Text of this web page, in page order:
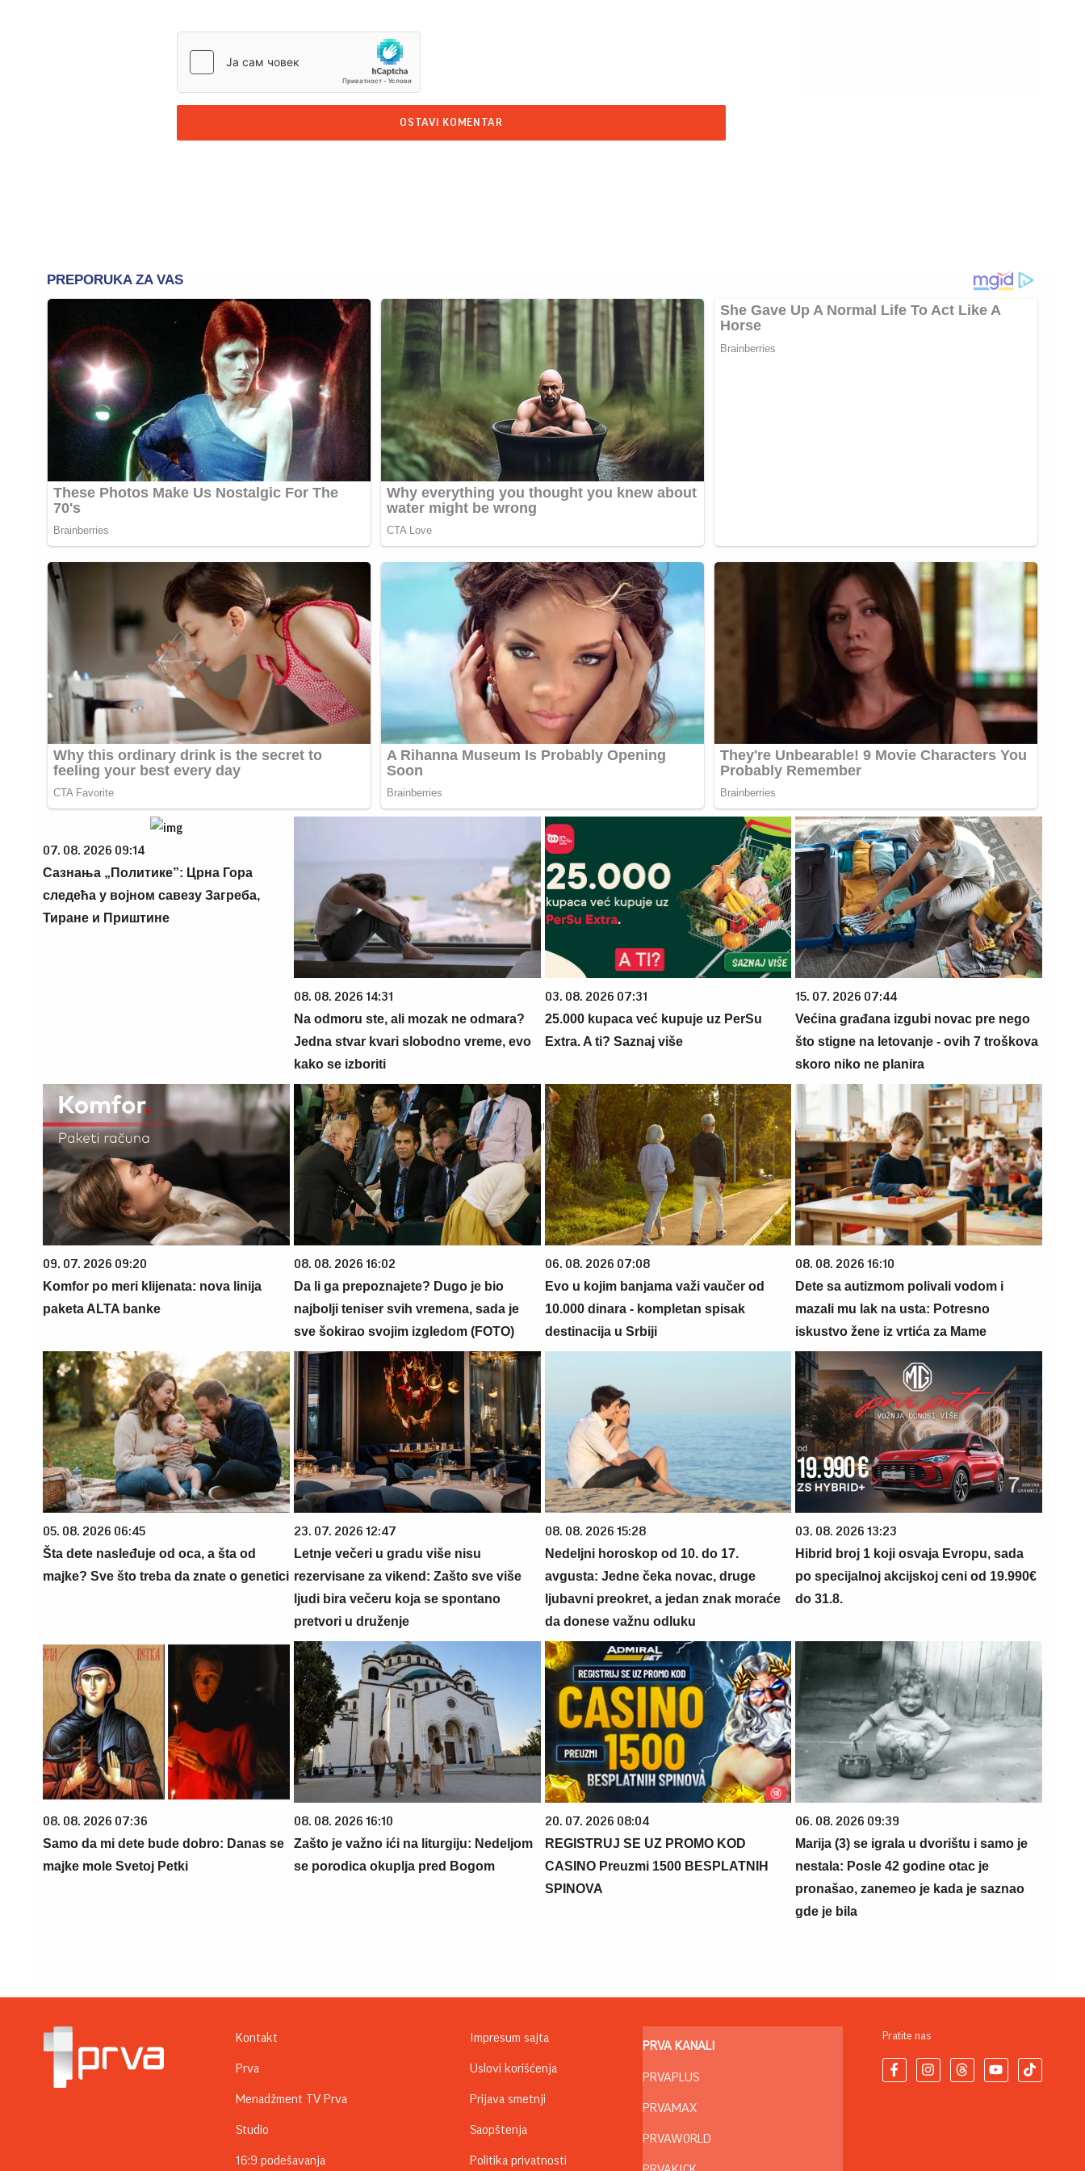
OSTAVI KOMENTAR
07. 08. 2026 09:14
Сазнања „Политике”: Црна Гора
следећа у војном савезу Загреба,
Тиране и Приштине
08. 08. 2026 14:31
Na odmoru ste, ali mozak ne odmara?
Jedna stvar kvari slobodno vreme, evo
kako se izboriti
03. 08. 2026 07:31
25.000 kupaca već kupuje uz PerSu
Extra. A ti? Saznaj više
15. 07. 2026 07:44
Većina građana izgubi novac pre nego
što stigne na letovanje - ovih 7 troškova
skoro niko ne planira
09. 07. 2026 09:20
Komfor po meri klijenata: nova linija
paketa ALTA banke
08. 08. 2026 16:02
Da li ga prepoznajete? Dugo je bio
najbolji teniser svih vremena, sada je
sve šokirao svojim izgledom (FOTO)
06. 08. 2026 07:08
Evo u kojim banjama važi vaučer od
10.000 dinara - kompletan spisak
destinacija u Srbiji
08. 08. 2026 16:10
Dete sa autizmom polivali vodom i
mazali mu lak na usta: Potresno
iskustvo žene iz vrtića za Mame
05. 08. 2026 06:45
Šta dete nasleđuje od oca, a šta od
majke? Sve što treba da znate o genetici
23. 07. 2026 12:47
Letnje večeri u gradu više nisu
rezervisane za vikend: Zašto sve više
ljudi bira večeru koja se spontano
pretvori u druženje
08. 08. 2026 15:28
Nedeljni horoskop od 10. do 17.
avgusta: Jedne čeka novac, druge
ljubavni preokret, a jedan znak moraće
da donese važnu odluku
03. 08. 2026 13:23
Hibrid broj 1 koji osvaja Evropu, sada
po specijalnoj akcijskoj ceni od 19.990€
do 31.8.
08. 08. 2026 07:36
Samo da mi dete bude dobro: Danas se
majke mole Svetoj Petki
08. 08. 2026 16:10
Zašto je važno ići na liturgiju: Nedeljom
se porodica okuplja pred Bogom
20. 07. 2026 08:04
REGISTRUJ SE UZ PROMO KOD
CASINO Preuzmi 1500 BESPLATNIH
SPINOVA
06. 08. 2026 09:39
Marija (3) se igrala u dvorištu i samo je
nestala: Posle 42 godine otac je
pronašao, zanemeo je kada je saznao
gde je bila
Kontakt
Prva
Menadžment TV Prva
Studio
16:9 podešavanja
Impresum sajta
Uslovi korišćenja
Prijava smetnji
Saopštenja
Politika privatnosti
PRVA KANALI
PRVAPLUS
PRVAMAX
PRVAWORLD
Pratite nas